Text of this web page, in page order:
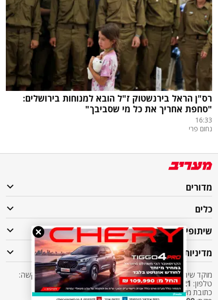
רס"ן הראל בירנשטוק ז"ל הובא למנוחות בירושלים:
"סחפת אחריך את כל מי שסביבך"
16:33
נחום פרי
מדורים
כלים
שיתופי פעולה
מדיניות
מוקד שירות לקוחות מעריב אליו ניתן לפנות בכל שאלה או בקשה:
טלפון: 2421* שלוחה 5 מעריב או
03-7619056
כתובת מייל:sherut@maariv.co.il